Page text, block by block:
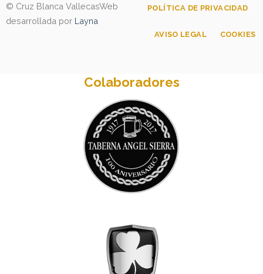
© Cruz Blanca VallecasWeb
desarrollada por Layna
POLÍTICA DE PRIVACIDAD
AVISO LEGAL COOKIES
Colaboradores